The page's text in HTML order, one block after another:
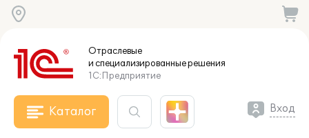
Отраслевые
и специализированныерешения
1С:Предприятие
Каталог Вход